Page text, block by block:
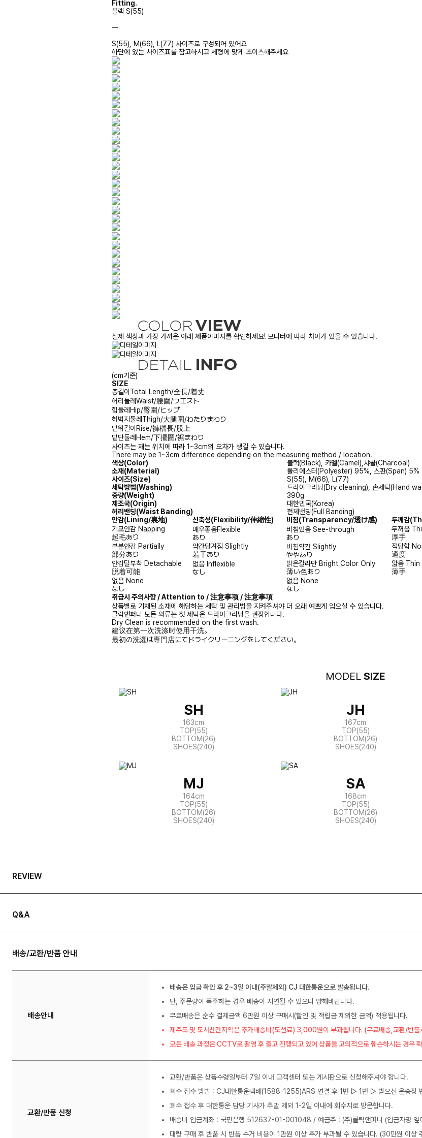
Fitting.
블랙 S(55)
ㅡ
S(55), M(66), L(77) 사이즈로 구성되어 있어요
하단에 있는 사이즈표를 참고하시고 체형에 맞게 초이스해주세요
실제 색상과 가장 가까운 아래 제품이미지를 확인하세요! 모니터에 따라 차이가 있을 수 있습니다.
(cm기준)
SIZE
총길이 Total Length/全長/着丈
허리둘레Waist/腰圍/ウエスト
힙둘레 Hip/臀圍/ヒップ
허벅지둘레 Thigh/大腿圍/わたりまわり
밑위길이 Rise/褲檔長/股上
밑단둘레 Hem/下擺圍/裾まわり
사이즈는 재는 위치에 따라 1~3cm의 오차가 생길 수 있습니다.
There may be 1~3cm difference depending on the measuring method / location.
색상(Color)
블랙(Black), 카멜(Camel),챠콜(Charcoal)
소재(Material)
폴리에스터(Polyester) 95%, 스판(Span) 5%
사이즈(Size)
S(55), M(66), L(77)
세탁방법(Washing)
드라이크리닝(Dry cleaning), 손세탁(Hand
중량(Weight)
390g
제조국(Origin)
대한민국(Korea)
허리밴딩(Waist Banding)
전체밴딩(Full Banding)
안감(Lining/裏地) 신축성(Flexibility/伸縮性) 비침(Transparency/透け感) 두께감
기모안감 Napping
起毛あり
매우좋음Flexible
あり
비침있음 See-through
あり
두꺼움
厚手
부분안감 Partially
部分あり
약간당겨짐 Slightly
若干あり
비침약간 Slightly
ややあり
적당함
適度
안감탈부착 Detachable
脱着可能
없음 Inflexible
なし
밝은칼라만 Bright Color Only
薄い色あり
얇음 Thin
薄手
없음 None
なし
없음 None
なし
취급시 주의사항 / Attention to / 注意事项 / 注意事項
상품별로 기재된 소재에 해당하는 세탁 및 관리법을 지켜주셔야 더 오래 예쁘게 입으실 수 있습니다.
클릭앤퍼니 모든 의류는 첫 세탁은 드라이크리닝을 권장합니다.
Dry Clean is recommended on the first wash.
建议在第一次洗涤时使用干洗。
最初の洗濯は専門店にてドライクリーニングをしてください。
MODEL SIZE
SH
163cm
TOP(55)
BOTTOM(26)
SHOES(240)
JH
167cm
TOP(55)
BOTTOM(26)
SHOES(240)
MJ
164cm
TOP(55)
BOTTOM(26)
SHOES(240)
SA
168cm
TOP(55)
BOTTOM(26)
SHOES(240)
REVIEW
Q&A
배송/교환/반품 안내
배송안내
배송은 입금 확인 후 2~3일 이내(주말제외) CJ 대한통운으로 발송됩니다.
단, 주문량이 폭주하는 경우 배송이 지연될 수 있으니 양해바랍니다.
무료배송은 순수 결제금액 6만원 이상 구매시(할인 및 적립금 제외한 금액) 적용됩니다.
제주도 및 도서산간지역은 추가배송비(도선료) 3,000원이 부과됩니다. (무료배송,교환/반품
모든 배송 과정은 CCTV로 촬영 후 출고 진행되고 있어 상품을 고의적으로 훼손하시는 경우
교환/반품 신청
교환/반품은 상품수령일부터 7일 이내 고객센터 또는 게시판으로 신청해주셔야 합니다.
회수 접수 방법 : CJ대한통운택배(1588-1255)ARS 연결 후 1번 ▷ 1번 ▷ 받으신 운송장
회수 접수 후 대한통운 담당 기사가 주말 제외 1-2일 이내에 회수지로 방문합니다.
배송비 입금계좌 : 국민은행 512637-01-001048 / 예금주 : (주)클릭앤퍼니 (입금자명 옆
대량 구매 후 반품 시 반품 수거 비용이 1만원 이상 추가 부과될 수 있습니다. (30만원 이